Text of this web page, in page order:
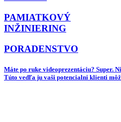
PAMIATKOVÝ
INŽINIERING
PORADENSTVO
Máte po ruke videoprezentáciu? Super.
Túto vedľa ju vaši potencialni klienti